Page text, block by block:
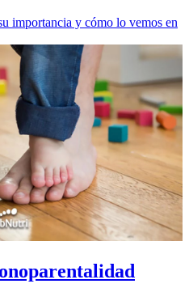
importancia y cómo lo vemos en